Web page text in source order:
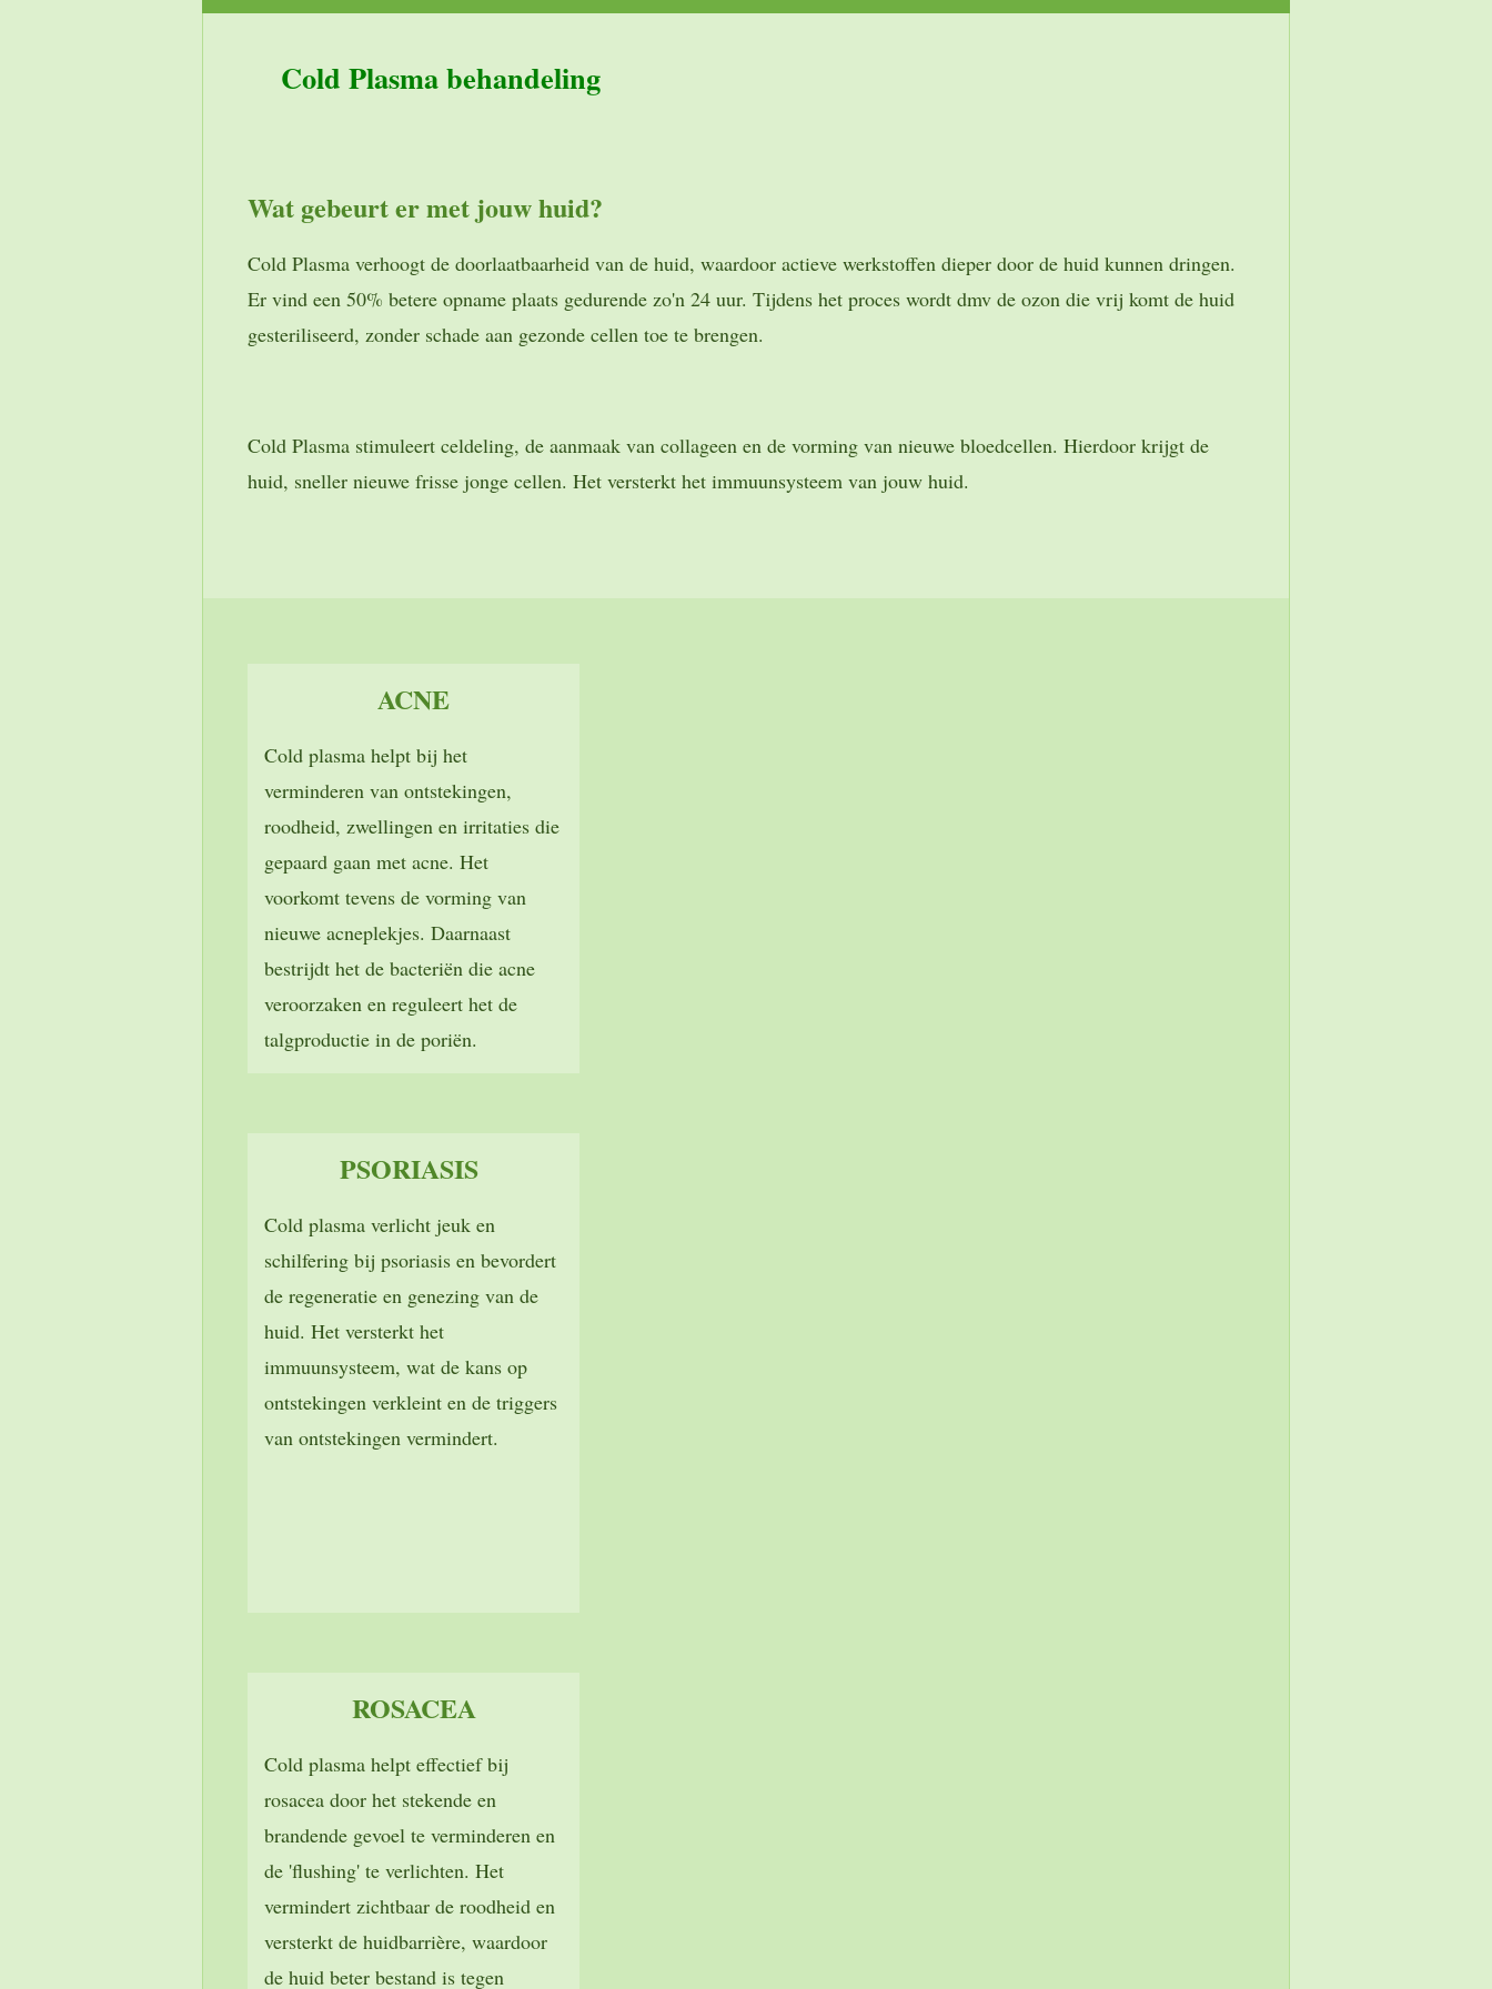
Cold Plasma behandeling
Wat gebeurt er met jouw huid?
Cold Plasma verhoogt de doorlaatbaarheid van de huid, waardoor actieve werkstoffen dieper door de huid kunnen dringen.
Er vind een 50% betere opname plaats gedurende zo'n 24 uur. Tijdens het proces wordt dmv de ozon die vrij komt de huid
gesteriliseerd, zonder schade aan gezonde cellen toe te brengen.
Cold Plasma stimuleert celdeling, de aanmaak van collageen en de vorming van nieuwe bloedcellen. Hierdoor krijgt de
huid, sneller nieuwe frisse jonge cellen. Het versterkt het immuunsysteem van jouw huid.
ACNE
Cold plasma helpt bij het
verminderen van ontstekingen,
roodheid, zwellingen en irritaties die
gepaard gaan met acne. Het
voorkomt tevens de vorming van
nieuwe acneplekjes. Daarnaast
bestrijdt het de bacteriën die acne
veroorzaken en reguleert het de
talgproductie in de poriën.
PSORIASIS
Cold plasma verlicht jeuk en
schilfering bij psoriasis en bevordert
de regeneratie en genezing van de
huid. Het versterkt het
immuunsysteem, wat de kans op
ontstekingen verkleint en de triggers
van ontstekingen vermindert.
ROSACEA
Cold plasma helpt effectief bij
rosacea door het stekende en
brandende gevoel te verminderen en
de 'flushing' te verlichten. Het
vermindert zichtbaar de roodheid en
versterkt de huidbarrière, waardoor
de huid beter bestand is tegen